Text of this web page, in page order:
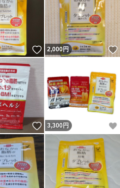
いいね！
2,000円
いいね！
3,300 円